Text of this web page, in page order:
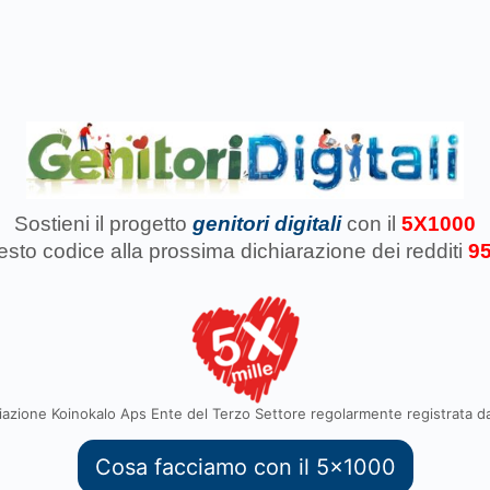
Sostieni il progetto genitori digitali con il 5X1000
codice alla prossima dichiarazione dei redditi
Koinokalo Aps Ente del Terzo Settore regolarmente registrata
Cosa facciamo con il 5x1000